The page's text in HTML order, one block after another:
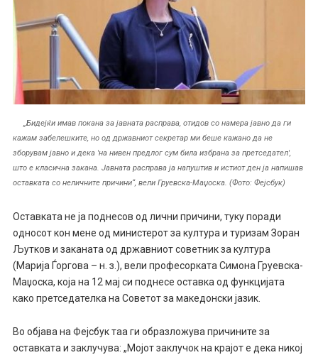
„Бидејќи имав покана за јавната расправа, отидов со намера јавно да ги
кажам забелешките, но од државниот секретар ми беше кажано да не
зборувам јавно и дека 'на нивен предлог сум била избрана за претседател',
што е класична закана. Јавната расправа ја напуштив и истиот ден ја напишав
оставката со неличните причини“, вели Груевска-Маџоска. (Фото: Фејсбук)
Оставката не ја поднесов од лични причини, туку поради
односот кон мене од министерот за култура и туризам Зоран
Љутков и заканата од државниот советник за култура
(Марија Ѓоргова – н. з.), вели професорката Симона Груевска-
Маџоска, која на 12 мај си поднесе оставка од функцијата
како претседателка на Советот за македонски јазик.
Во објава на Фејсбук таа ги образложува причините за
оставката и заклучува: „Мојот заклучок на крајот е дека никој